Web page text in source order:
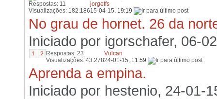
Respostas: 11
Visualizações: 182.186
jorgetfs
15-04-15, 19:19
No grau de hornet. 26 da
Iniciado por igorschafer, 06-
1 2
Respostas: 23
Visualizações: 43.278
Vulcan
24-01-15, 11:59
Aprenda a empina.
Iniciado por hestenio, 24-01-